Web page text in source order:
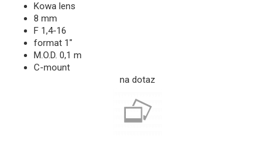
Kowa lens
8 mm
F 1,4-16
format 1"
M.O.D. 0,1 m
C-mount
na dotaz